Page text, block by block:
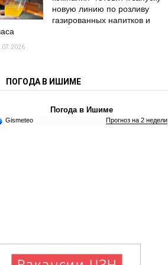
новую линию по розливу
газированных напитков и
ПОГОДА В ИШИМЕ
Погода в Ишиме
Gismeteo Прогноз на 2 недели